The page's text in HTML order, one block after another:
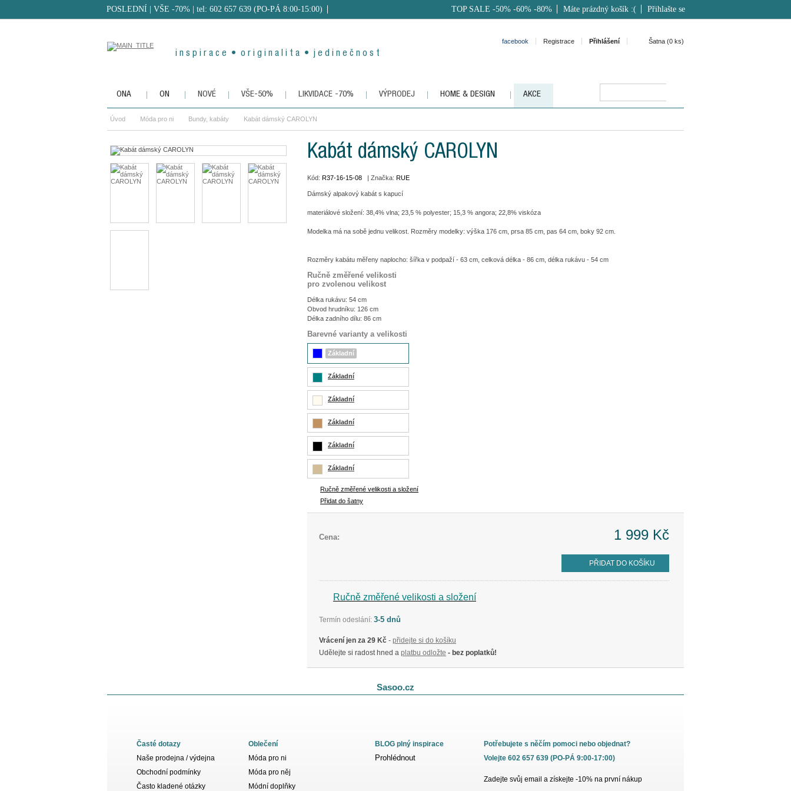
i n s p i r a c e • o r i g i n a l i t a • j e d i n e č n o s t
POSLEDNÍ | VŠE -70%| tel: 602 657 639 (PO-PÁ 8:00-15:00) TOP SALE -50% -60% -80% Máte prázdný košík :( Přihlašte se
facebook Registrace Přihlášení Šatna (0 ks)
ONA ON NOVÉ VŠE-50% LIKVIDACE -70% VÝPRODEJ HOME & DESIGN AKCE
Úvod Móda pro ni Bundy, kabáty Kabát dámský CAROLYN
Kabát dámský CAROLYN
Kód: R37-16-15-08 | Značka: RUE
Dámský alpakový kabát s kapucí
materiálové složení: 38,4% vlna; 23,5 % polyester; 15,3 % angora; 22,8% viskóza
Modelka má na sobě jednu velikost. Rozměry modelky: výška 176 cm, prsa 85 cm, pas 64 cm, boky 92 cm.
Rozměry kabátu měřeny naplocho: šířka v podpaží - 63 cm, celková délka - 86 cm, délka rukávu - 54 cm
Ručně změřené velikosti
pro zvolenou velikost
Délka rukávu: 54 cm
Obvod hrudníku: 126 cm
Délka zadního dílu: 86 cm
Barevné varianty a velikosti
Základní
Základní
Základní
Základní
Základní
Základní
Ručně změřené velikosti a složení
Přidat do šatny
Cena: 1 999 Kč
PŘIDAT DO KOŠÍKU
Ručně změřené velikosti a složení
Termín odeslání: 3-5 dnů
Vrácení jen za 29 Kč - přidejte si do košíku
Udělejte si radost hned a platbu odložte - bez poplatků!
Sasoo.cz
Časté dotazy
Naše prodejna / výdejna
Obchodní podmínky
Často kladené otázky
Oblečení
Móda pro ni
Móda pro něj
Módní doplňky
BLOG plný inspirace
Prohlédnout
Potřebujete s něčím pomoci nebo objednat?
Volejte 602 657 639 (PO-PÁ 9:00-17:00)
Zadejte svůj email a získejte -10% na první nákup